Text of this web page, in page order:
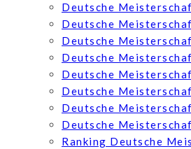
Deutsche
Deutsche
Deutsche
Deutsche
Deutsche
Deutsche
Deutsche
Deutsche
Ranking Deutsche